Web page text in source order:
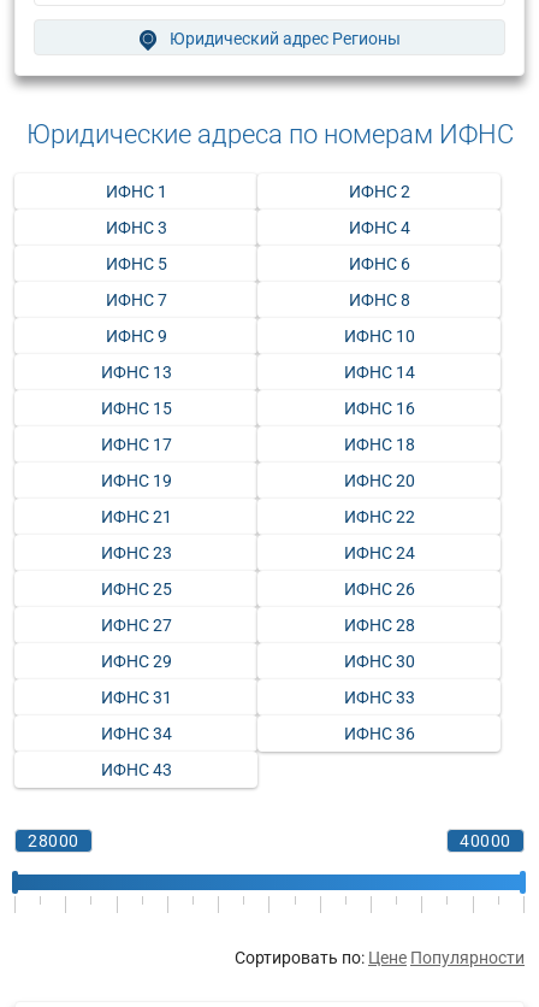
Юридический адрес Регионы
Юридические адреса по номерам ИФНС
ИФНС 1
ИФНС 2
ИФНС 3
ИФНС 4
ИФНС 5
ИФНС 6
ИФНС 7
ИФНС 8
ИФНС 9
ИФНС 10
ИФНС 13
ИФНС 14
ИФНС 15
ИФНС 16
ИФНС 17
ИФНС 18
ИФНС 19
ИФНС 20
ИФНС 21
ИФНС 22
ИФНС 23
ИФНС 24
ИФНС 25
ИФНС 26
ИФНС 27
ИФНС 28
ИФНС 29
ИФНС 30
ИФНС 31
ИФНС 33
ИФНС 34
ИФНС 36
ИФНС 43
Сортировать по: Цене Популярности